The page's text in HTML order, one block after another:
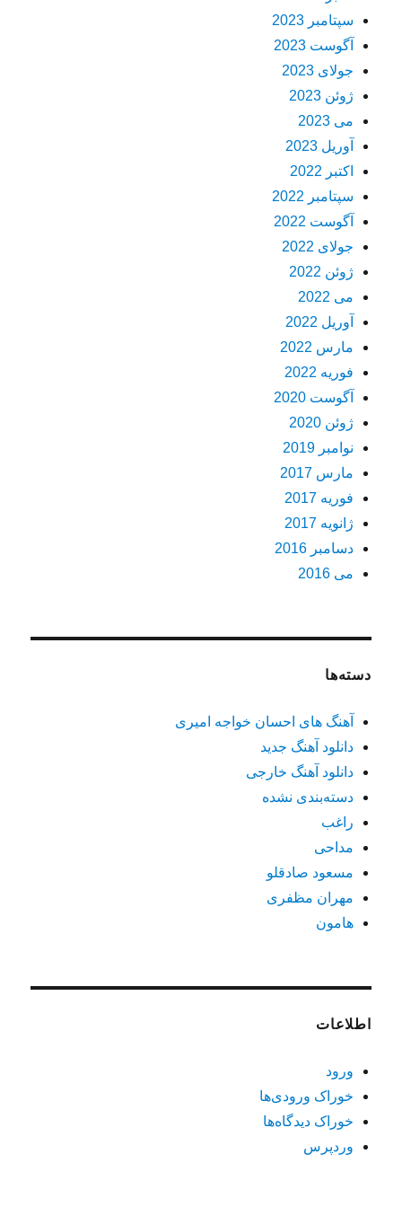
سپتامبر 2023
آگوست 2023
جولای 2023
ژوئن 2023
می 2023
آوریل 2023
اکتبر 2022
سپتامبر 2022
آگوست 2022
جولای 2022
ژوئن 2022
می 2022
آوریل 2022
مارس 2022
فوریه 2022
آگوست 2020
ژوئن 2020
نوامبر 2019
مارس 2017
فوریه 2017
ژانویه 2017
دسامبر 2016
می 2016
دسته‌ها
آهنگ های احسان خواجه امیری
دانلود آهنگ جدید
دانلود آهنگ خارجی
دسته‌بندی نشده
راغب
مداحی
مسعود صادقلو
مهران مظفری
هامون
اطلاعات
ورود
خوراک ورودی‌ها
خوراک دیدگاه‌ها
وردپرس